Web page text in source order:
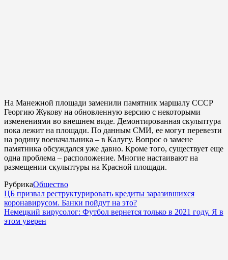
На Манежной площади заменили памятник маршалу СССР
Георгию Жукову на обновленную версию с некоторыми
изменениями во внешнем виде. Демонтированная скульптура
пока лежит на площади. По данным СМИ, ее могут перевезти
на родину военачальника – в Калугу. Вопрос о замене
памятника обсуждался уже давно. Кроме того, существует еще
одна проблема – расположение. Многие настаивают на
размещении скульптуры на Красной площади.
РубрикаОбщество
ЦБ призвал реструктурировать кредиты заразившихся
коронавирусом. Банки пойдут на это?
Немецкий вирусолог: Футбол вернется только в 2021 году. Я в
этом уверен